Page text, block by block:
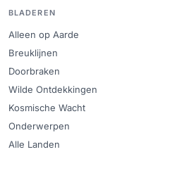
BLADEREN
Alleen op Aarde
Breuklijnen
Doorbraken
Wilde Ontdekkingen
Kosmische Wacht
Onderwerpen
Alle Landen